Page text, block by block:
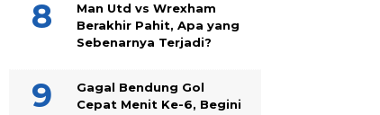
Man Utd vs Wrexham
Berakhir Pahit, Apa yang
Sebenarnya Terjadi?
Gagal Bendung Gol
Cepat Menit Ke-6, Begini